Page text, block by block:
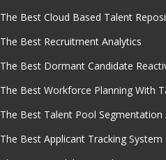
The Best Cloud Based Talent
The Best Recruitment Analytics
The Best Dormant Candidate
The Best Workforce Planning With
The Best Talent Pool Segmentation
The Best Applicant Tracking